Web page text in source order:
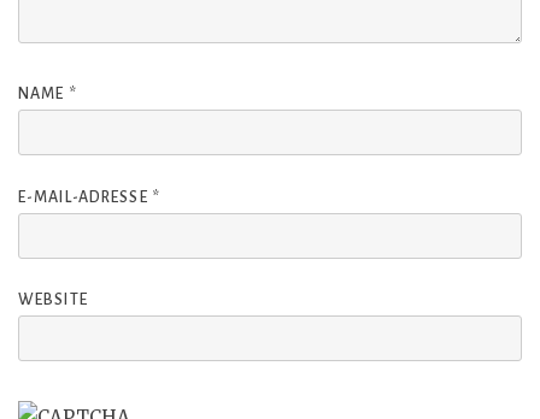
NAME *
E-MAIL-ADRESSE *
WEBSITE